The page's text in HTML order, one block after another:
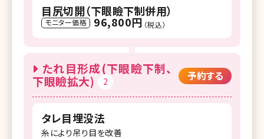
目尻切開（下眼瞼下制併用）
モニター価格 96,800円 （税込）
たれ目形成(下眼瞼下制、
下眼瞼拡大)
2 予約する
タレ目埋没法
糸により吊り目を改善